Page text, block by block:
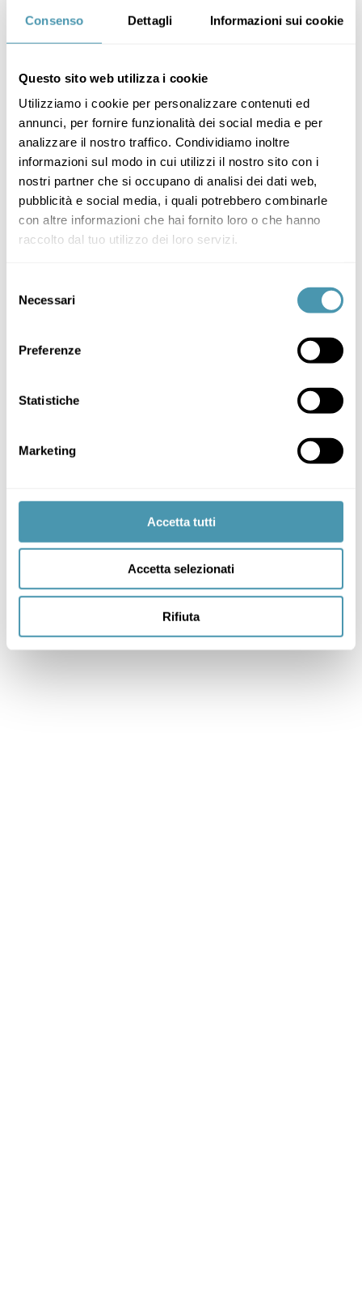
Consenso Dettagli Informazioni sui cookie
Questo sito web utilizza i cookie
Utilizziamo i cookie per personalizzare contenuti ed
annunci, per fornire funzionalità dei social media e per
analizzare il nostro traffico. Condividiamo inoltre
informazioni sul modo in cui utilizzi il nostro sito con i
nostri partner che si occupano di analisi dei dati web,
pubblicità e social media, i quali potrebbero combinarle
con altre informazioni che hai fornito loro o che hanno
raccolto dal tuo utilizzo dei loro servizi.
delNecessari
Preferenze
Statistiche
Marketing
Accetta tutti
Accetta selezionati
Rifiuta